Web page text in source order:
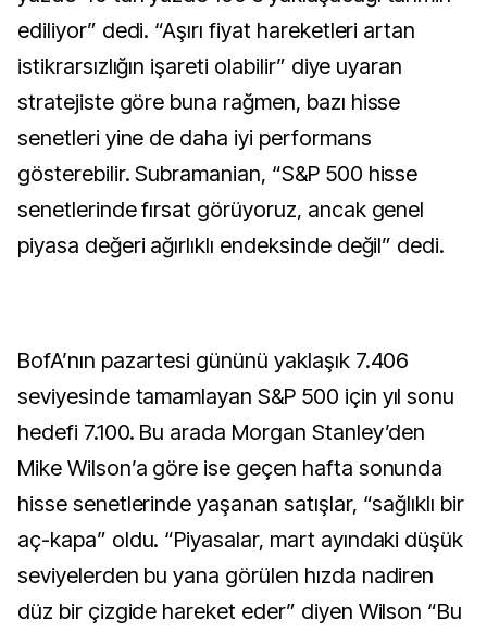
ediliyor” dedi. “Aşırı fiyat hareketleri artan
istikrarsızlığın işareti olabilir” diye uyaran
stratejiste göre buna rağmen, bazı hisse
senetleri yine de daha iyi performans
gösterebilir. Subramanian, “S&P 500 hisse
senetlerinde fırsat görüyoruz, ancak genel
piyasa değeri ağırlıklı endeksinde değil” dedi.
BofA’nın pazartesi gününü yaklaşık 7.406
seviyesinde tamamlayan S&P 500 için yıl sonu
hedefi 7.100. Bu arada Morgan Stanley’den
Mike Wilson’a göre ise geçen hafta sonunda
hisse senetlerinde yaşanan satışlar, “sağlıklı bir
aç-kapa” oldu. “Piyasalar, mart ayındaki düşük
seviyelerden bu yana görülen hızda nadiren
düz bir çizgide hareket eder” diyen Wilson “Bu